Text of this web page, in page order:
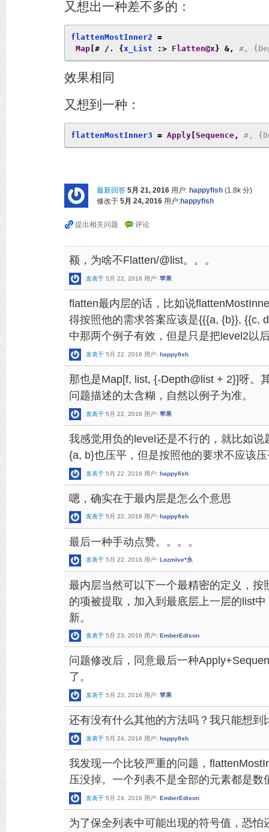
又想出一种差不多的：
flattenMostInner2 =
Map [# /. { x_List :> Flatten@x } &, #,
效果相同
又想到一种：
flattenMostInner3 = Apply Sequence , #,
最新回答 5月 21, 2016 用户: happyfish (1.8k 分)
修改于 5月 24, 2016 用户:happyfish
额，为啥不Flatten/@list。。。
发表于 5月 22, 2016 用户: 苹果
flatten最内层的话，比如说
得按照他的需求答案应该是{{{a, {b}}, {{c,
中那两个例子有效，但是只是把level2以
发表于 5月 22, 2016 用户: happyfish
那也是Map[f, list, {-Depth@list + 2}]呀。
问题描述的太含糊，自然以例子为准。
发表于 5月 22, 2016 用户: 苹果
我感觉用负的level还是不行的，就比如
{a, b}也压平，但是按照他的要求不应该
发表于 5月 22, 2016 用户: happyfish
嗯，确实在于最内层是怎么个意思
发表于 5月 22, 2016 用户: happyfish
最后一种手动点赞。。。。
发表于 5月 22, 2016 用户: Lozmlve*永
最内层当然可以下一个最精密的定义，
的项被提取，加入到最底层上一层的list
新。
发表于 5月 23, 2016 用户: EmberEdison
问题修改后，同意最后一种
了。
发表于 5月 23, 2016 用户: 苹果
还有没有什么其他的方法吗？我只能想到
发表于 5月 24, 2016 用户: happyfish
我发现一个比较严重的问题，
压没掉。一个列表不是全部的元素都是数
发表于 5月 24, 2016 用户: EmberEdison
为了保全列表中可能出现的符号值，恐